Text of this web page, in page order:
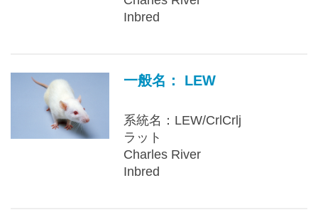
Inbred
一般名： LEW
系統名：LEW/CrlCrlj
ラット
Charles River
Inbred